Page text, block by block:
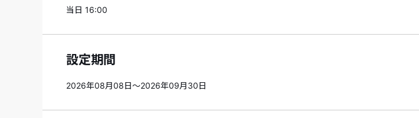
当日 16:00
設定期間
2026年08月08日～2026年09月30日